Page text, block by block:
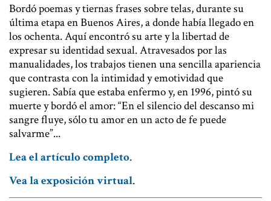
Bordó poemas y tiernas frases sobre telas, durante su
última etapa en Buenos Aires, a donde había llegado en
los ochenta. Aquí encontró su arte y la libertad de
expresar su identidad sexual. Atravesados por las
manualidades, los trabajos tienen una sencilla apariencia
que contrasta con la intimidad y emotividad que
sugieren. Sabía que estaba enfermo y, en 1996, pintó su
muerte y bordó el amor: “En el silencio del descanso mi
sangre fluye, sólo tu amor en un acto de fe puede
salvarme”...
Lea el artículo completo.
Vea la exposición virtual.